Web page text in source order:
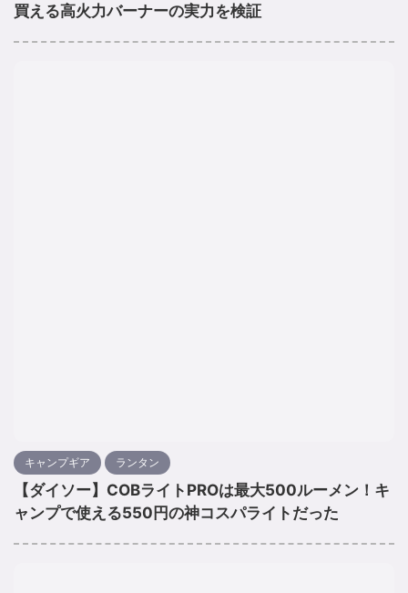
買える高火力バーナーの実力を検証
キャンプギア ランタン
【ダイソー】COBライトPROは最大500ルーメン！キ
ャンプで使える550円の神コスパライトだった